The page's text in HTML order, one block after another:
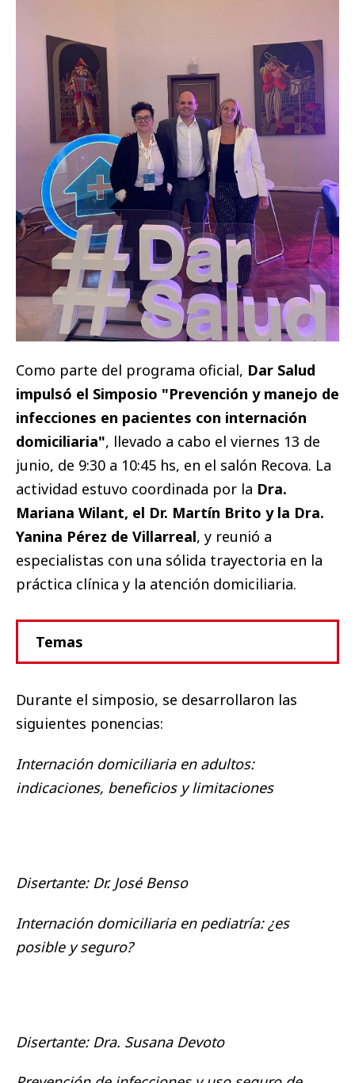
Como parte del programa oficial, Dar Salud
impulsó el Simposio "Prevención y manejo de
infecciones en pacientes con internación
domiciliaria", llevado a cabo el viernes 13 de
junio, de 9:30 a 10:45 hs, en el salón Recova. La
actividad estuvo coordinada por la Dra.
Mariana Wilant, el Dr. Martín Brito y la Dra.
Yanina Pérez de Villarreal, y reunió a
especialistas con una sólida trayectoria en la
práctica clínica y la atención domiciliaria.
Temas
Durante el simposio, se desarrollaron las
siguientes ponencias:
Internación domiciliaria en adultos:
indicaciones, beneficios y limitaciones
Disertante: Dr. José Benso
Internación domiciliaria en pediatría: ¿es
posible y seguro?
Disertante: Dra. Susana Devoto